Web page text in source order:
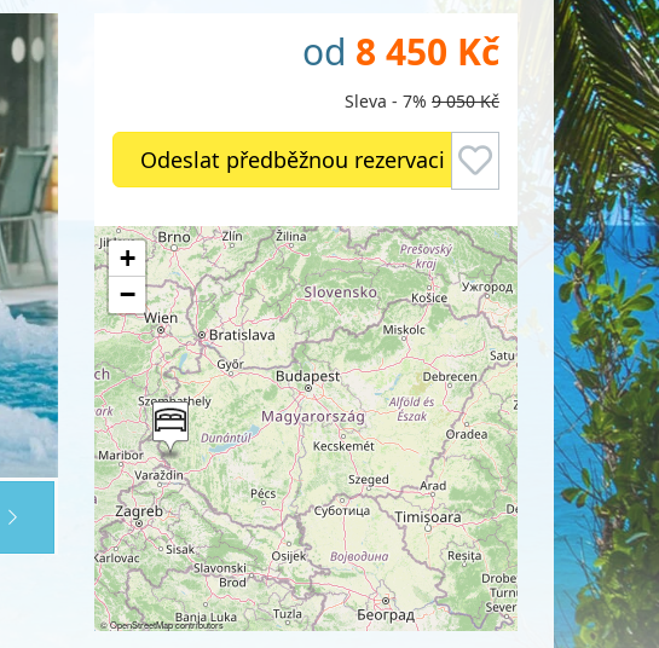
od 8 450 Kč
Sleva - 7% 9 050 Kč
Odeslat předběžnou rezervaci
+
−
©OpenStreetMapcontributors